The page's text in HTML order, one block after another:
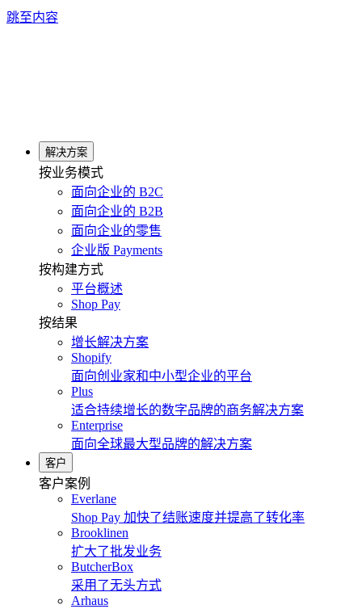
跳至内容
解决方案
按业务模式
面向企业的 B2C
面向企业的 B2B
面向企业的零售
企业版 Payments
按构建方式
平台概述
Shop Pay
按结果
增长解决方案
Shopify
面向创业家和中小型企业的平台
Plus
适合持续增长的数字品牌的商务解决方案
Enterprise
面向全球最大型品牌的解决方案
客户
客户案例
Everlane
Shop Pay 加快了结账速度并提高了转化率
Brooklinen
扩大了批发业务
ButcherBox
采用了无头方式
Arhaus